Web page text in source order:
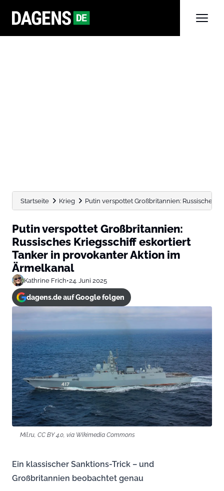
Startseite Krieg Putin verspottet Großbritannien: Russisches
Putin verspottet Großbritannien:
Russisches Kriegsschiff eskortiert
Tanker in provokanter Aktion im
Ärmelkanal
Kathrine Frich•24. Juni 2025
dagens.de auf Google folgen
Mil.ru, CC BY 4.0, via Wikimedia Commons
Ein klassischer Sanktions-Trick – und
Großbritannien beobachtet genau